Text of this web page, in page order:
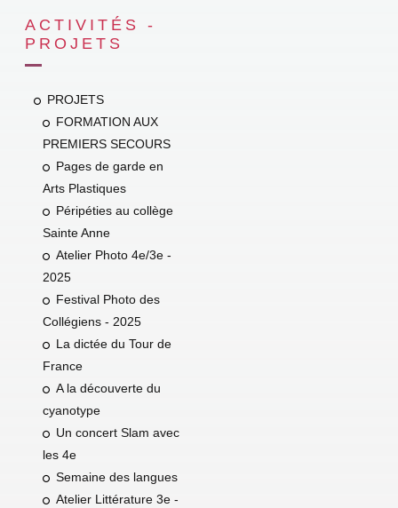
ACTIVITÉS -
PROJETS
PROJETS
FORMATION AUX
PREMIERS SECOURS
Pages de garde en
Arts Plastiques
Péripéties au collège
Sainte Anne
Atelier Photo 4e/3e -
2025
Festival Photo des
Collégiens - 2025
La dictée du Tour de
France
A la découverte du
cyanotype
Un concert Slam avec
les 4e
Semaine des langues
Atelier Littérature 3e -